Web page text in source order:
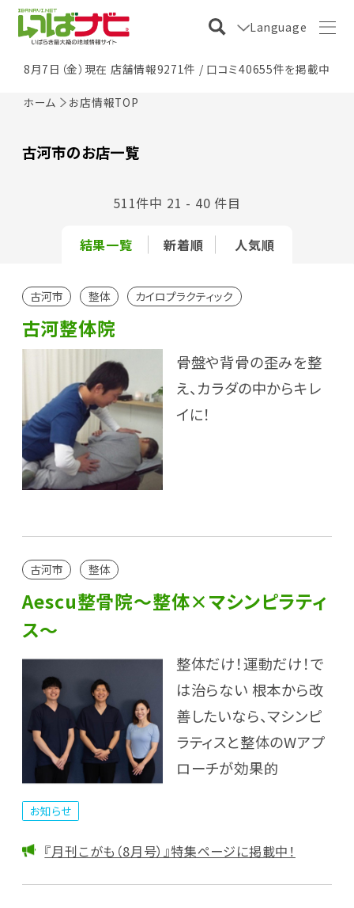
Language
8月7日（金）現在 店舗情報9271件 / 口コミ40655件を掲載中
ホーム お店情報TOP
古河市のお店一覧
結果一覧 新着順 人気順
511件中 21 - 40 件目
古河市 整体 カイロプラクティック
古河整体院
骨盤や背骨の歪みを整
え、カラダの中からキレ
イに！
古河市 整体
Aescu整骨院～整体×マシンピラティ
ス～
整体だけ！運動だけ！で
は治らない 根本から改
善したいなら、マシンピ
ラティスと整体のWアプ
ローチが効果的
お知らせ
『月刊こがも（8月号）』特集ページに掲載中！